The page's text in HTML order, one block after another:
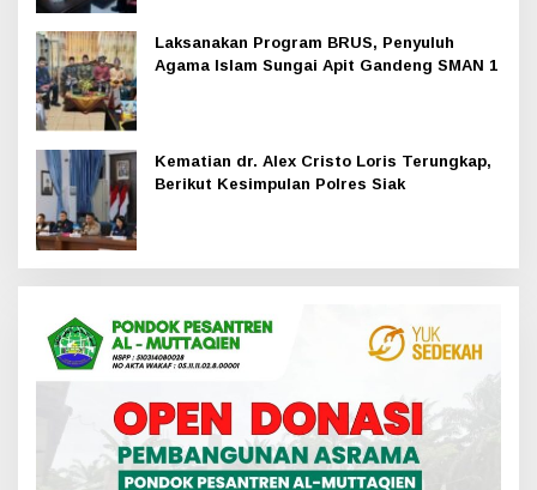
Laksanakan Program BRUS, Penyuluh
Agama Islam Sungai Apit Gandeng SMAN 1
Kematian dr. Alex Cristo Loris Terungkap,
Berikut Kesimpulan Polres Siak